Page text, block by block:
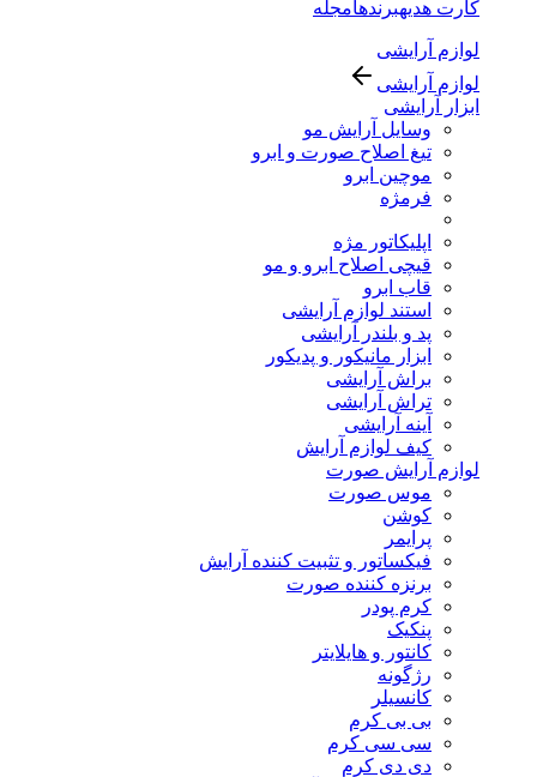
کارت هدیهبرندهامجله
لوازم آرایشی
لوازم آرایشی
ابزار آرایشی
وسایل آرایش مو
تیغ اصلاح صورت و ابرو
موچین ابرو
فرمژه
اپلیکاتور مژه
قیچی اصلاح ابرو و مو
قاب ابرو
استند لوازم آرایشی
پد و بلندر آرایشی
ابزار مانیکور و پدیکور
براش آرایشی
تراش آرایشی
آینه آرایشی
کیف لوازم آرایش
لوازم آرایش صورت
موس صورت
کوشن
پرایمر
فیکساتور و تثبیت کننده آرایش
برنزه کننده صورت
کرم پودر
پنکیک
کانتور و هایلایتر
رژگونه
کانسیلر
بی بی کرم
سی سی کرم
دی دی کرم